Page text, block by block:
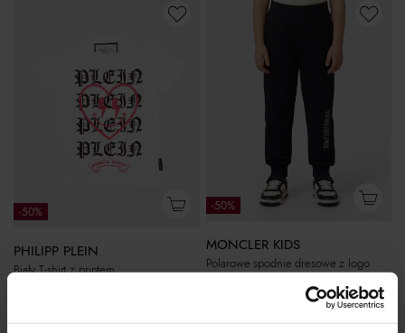
-50%
PHILIPP PLEIN
Biały T-shirt z printem
-50%
MONCLER KIDS
Polarowe spodnie dresowe z logo
1 120 zł
Cena regularna:1 120zł